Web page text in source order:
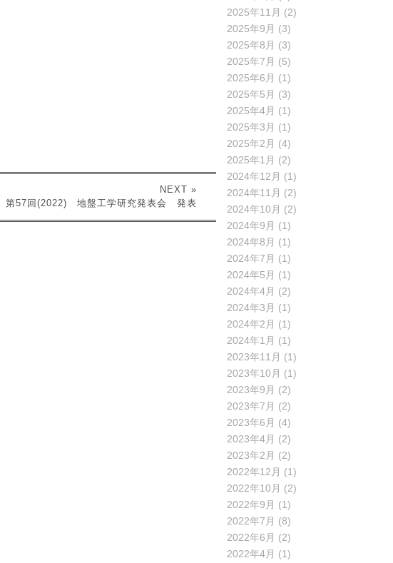
NEXT »
第57回(2022) 地盤工学研究発表会 発表
2025年11月 (2)
2025年9月 (3)
2025年8月 (3)
2025年7月 (5)
2025年6月 (1)
2025年5月 (3)
2025年4月 (1)
2025年3月 (1)
2025年2月 (4)
2025年1月 (2)
2024年12月 (1)
2024年11月 (2)
2024年10月 (2)
2024年9月 (1)
2024年8月 (1)
2024年7月 (1)
2024年5月 (1)
2024年4月 (2)
2024年3月 (1)
2024年2月 (1)
2024年1月 (1)
2023年11月 (1)
2023年10月 (1)
2023年9月 (2)
2023年7月 (2)
2023年6月 (4)
2023年4月 (2)
2023年2月 (2)
2022年12月 (1)
2022年10月 (2)
2022年9月 (1)
2022年7月 (8)
2022年6月 (2)
2022年4月 (1)